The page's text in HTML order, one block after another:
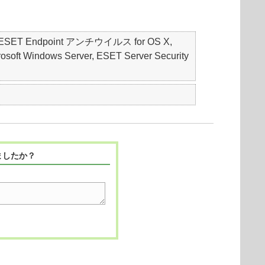
Endpoint アンチウイルス for OS X,
Windows Server, ESET Server Security
たか？